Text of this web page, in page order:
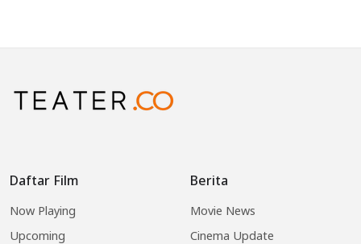
Daftar Film
Now Playing
Upcoming
Berita
Movie News
Cinema Update